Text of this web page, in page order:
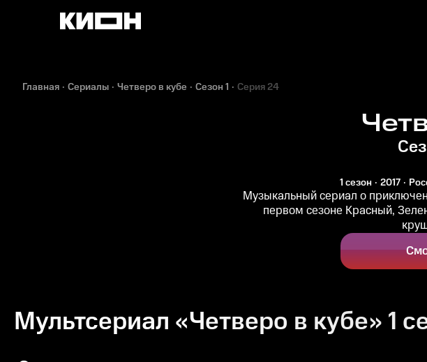
Главная Сериалы Четверо в кубе Сезон 1 Серия 24
1 сезон 2017
Музыкальный сериал о
первом сезоне Красный,
Мультсериал «Четверо в кубе» 1